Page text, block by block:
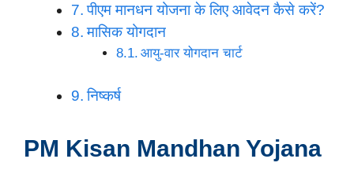
पीएम मानधन योजना के लिए आवेदन कैसे करें?
मासिक योगदान
आयु-वार योगदान चार्ट
निष्कर्ष
PM Kisan Mandhan Yojana